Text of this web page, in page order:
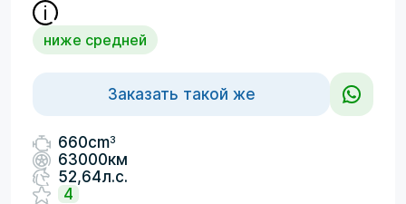
ниже средней
Заказать такой же
660cm3
63000км
52,64л.с.
4